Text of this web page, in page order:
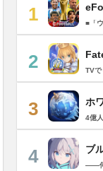
1
2
3 ホ
4 ブ